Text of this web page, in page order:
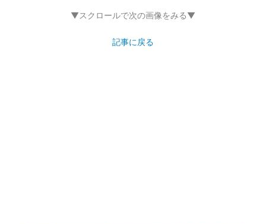
▼スクロールで次の画像をみる▼
記事に戻る